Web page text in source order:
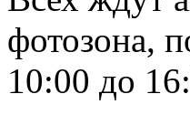
фотозона,
10:00 до